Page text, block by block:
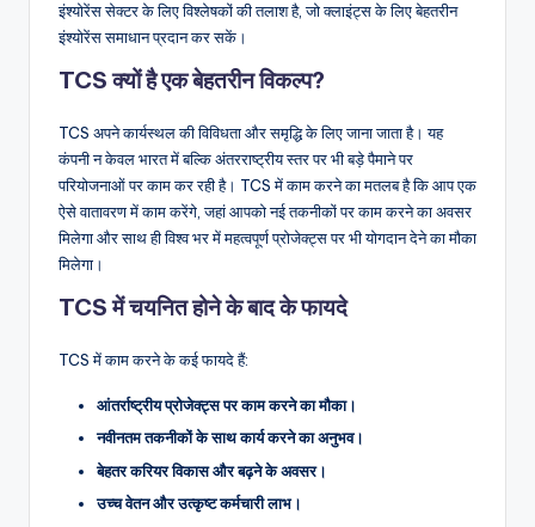
इंश्योरेंस सेक्टर के लिए विश्लेषकों की तलाश है, जो क्लाइंट्स के लिए बेहतरीन
इंश्योरेंस समाधान प्रदान कर सकें।
TCS क्यों है एक बेहतरीन विकल्प?
TCS अपने कार्यस्थल की विविधता और समृद्धि के लिए जाना जाता है। यह
कंपनी न केवल भारत में बल्कि अंतरराष्ट्रीय स्तर पर भी बड़े पैमाने पर
परियोजनाओं पर काम कर रही है। TCS में काम करने का मतलब है कि आप एक
ऐसे वातावरण में काम करेंगे, जहां आपको नई तकनीकों पर काम करने का अवसर
मिलेगा और साथ ही विश्व भर में महत्वपूर्ण प्रोजेक्ट्स पर भी योगदान देने का मौका
मिलेगा।
TCS में चयनित होने के बाद के फायदे
TCS में काम करने के कई फायदे हैं:
आंतर्राष्ट्रीय प्रोजेक्ट्स पर काम करने का मौका।
नवीनतम तकनीकों के साथ कार्य करने का अनुभव।
बेहतर करियर विकास और बढ़ने के अवसर।
उच्च वेतन और उत्कृष्ट कर्मचारी लाभ।